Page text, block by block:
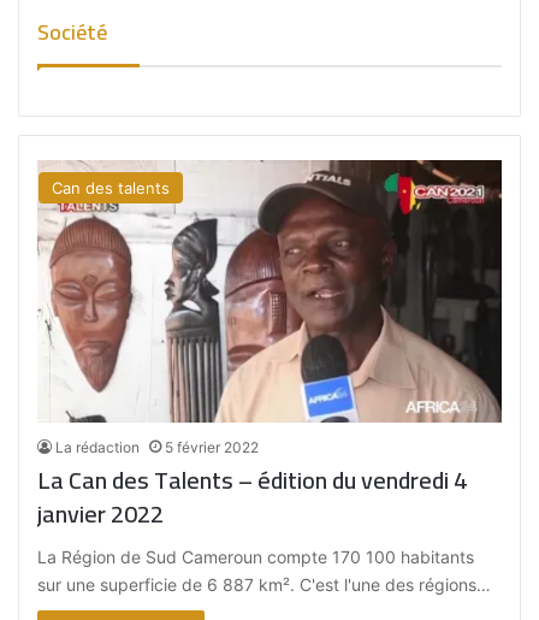
Société
Can des talents
La rédaction 5 février 2022
La Can des Talents – édition du vendredi 4
janvier 2022
La Région de Sud Cameroun compte 170 100 habitants
sur une superficie de 6 887 km². C'est l'une des régions…